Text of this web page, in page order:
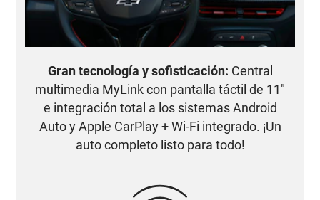
Gran tecnología y sofisticación: Central
multimedia MyLink con pantalla táctil de 11"
e integración total a los sistemas Android
Auto y Apple CarPlay + Wi-Fi integrado. ¡Un
auto completo listo para todo!